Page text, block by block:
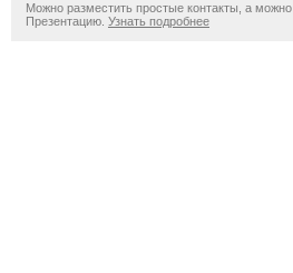
Можно разместить простые контакты, а можно
Презентацию. Узнать подробнее